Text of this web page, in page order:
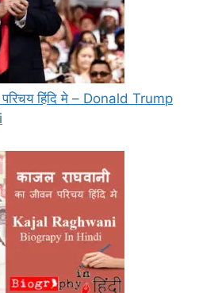
परिचय हिंदि मे – Donald Trump